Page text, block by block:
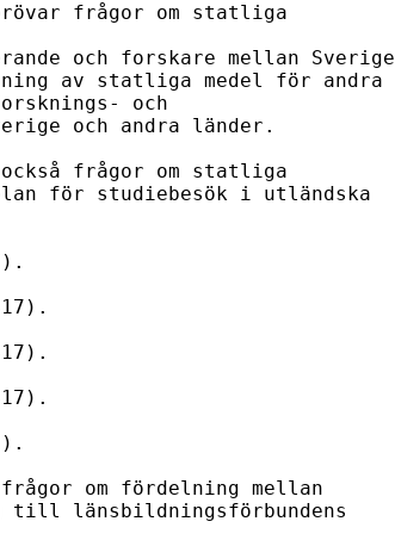
frågor om statliga
och forskare mellan Sverige
av statliga medel för andra
och
och andra länder.
frågor om statliga
för studiebesök i utländska
om fördelning mellan
till länsbildningsförbundens